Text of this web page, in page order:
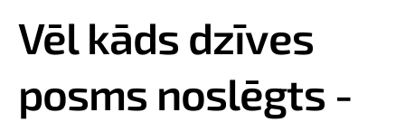
Vēl kāds dzīves
posms noslēgts -